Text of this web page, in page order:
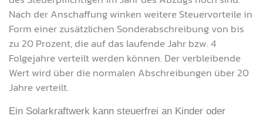
Nach der Anschaffung winken weitere Steuervorteile in
Form einer zusätzlichen Sonderabschreibung von bis
zu 20 Prozent, die auf das laufende Jahr bzw. 4
Folgejahre verteilt werden können. Der verbleibende
Wert wird über die normalen Abschreibungen über 20
Jahre verteilt.
Ein Solarkraftwerk kann steuerfrei an Kinder oder